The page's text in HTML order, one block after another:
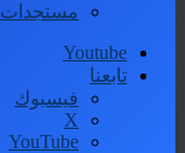
مستجدات
Youtube
تابعنا
فيسبوك
‫X
‫YouTube